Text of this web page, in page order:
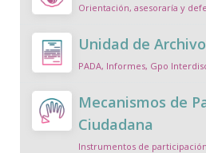
Orientación, asesoraría y
Unidad de
PADA, Informes, Gpo
Mecanismos de
Ciudadana
Instrumentos de participación